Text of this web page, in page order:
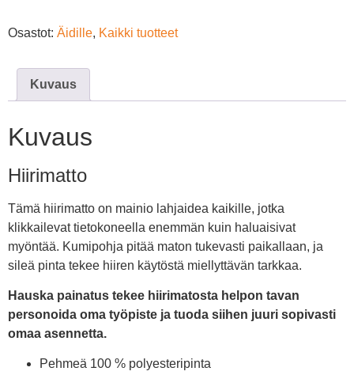
Osastot: Äidille, Kaikki tuotteet
Kuvaus
Kuvaus
Hiirimatto
Tämä hiirimatto on mainio lahjaidea kaikille, jotka
klikkailevat tietokoneella enemmän kuin haluaisivat
myöntää. Kumipohja pitää maton tukevasti paikallaan, ja
sileä pinta tekee hiiren käytöstä miellyttävän tarkkaa.
Hauska painatus tekee hiirimatosta helpon tavan
personoida oma työpiste ja tuoda siihen juuri sopivasti
omaa asennetta.
Pehmeä 100 % polyesteripinta